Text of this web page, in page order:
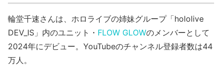
輪堂千速さんは、ホロライブの姉妹グループ「hololive
DEV_IS」内のユニット・ FLOW GLOWのメンバーとして
2024年にデビュー。YouTubeのチャンネル登録者数は44
万人。